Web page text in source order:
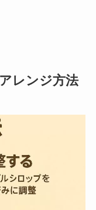
レンジ方法